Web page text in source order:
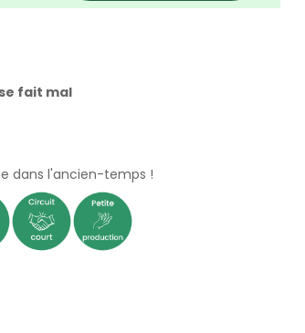
fait mal
dans l'ancien-temps !